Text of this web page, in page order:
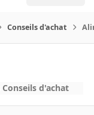
Conseils d'achat
Conseils d'achat